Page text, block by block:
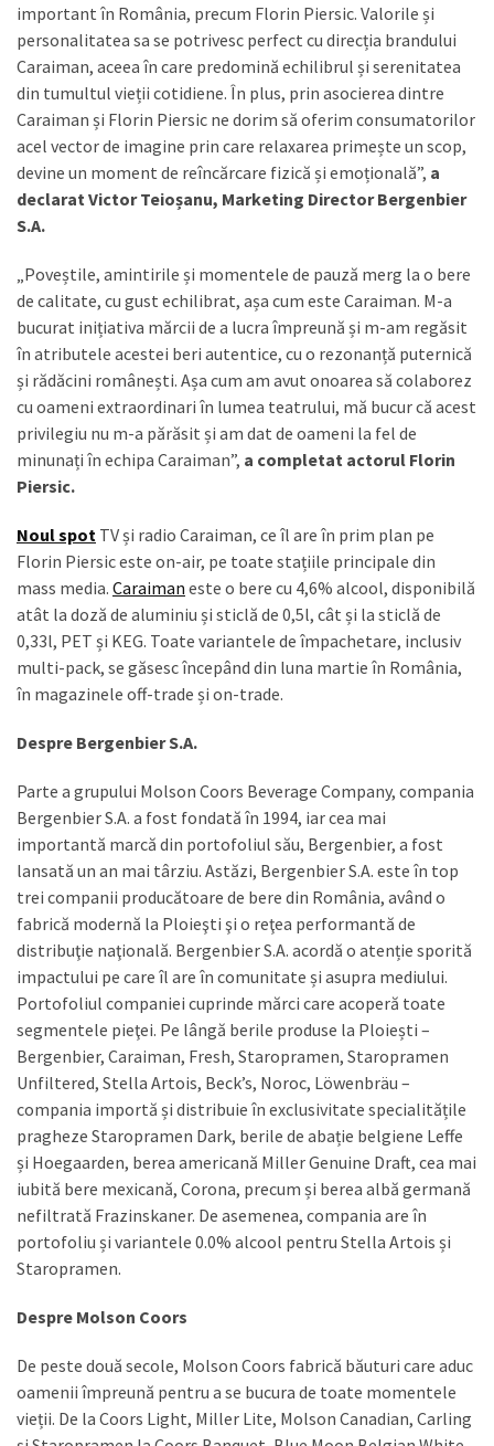
important în România, precum Florin Piersic. Valorile și
personalitatea sa se potrivesc perfect cu direcția brandului
Caraiman, aceea în care predomină echilibrul și serenitatea
din tumultul vieții cotidiene. În plus, prin asocierea dintre
Caraiman și Florin Piersic ne dorim să oferim consumatorilor
acel vector de imagine prin care relaxarea primește un scop,
devine un moment de reîncărcare fizică și emoțională”, a
declarat Victor Teioșanu, Marketing Director Bergenbier
S.A.
„Poveștile, amintirile și momentele de pauză merg la o bere
de calitate, cu gust echilibrat, așa cum este Caraiman. M-a
bucurat inițiativa mărcii de a lucra împreună și m-am regăsit
în atributele acestei beri autentice, cu o rezonanță puternică
și rădăcini românești. Așa cum am avut onoarea să colaborez
cu oameni extraordinari în lumea teatrului, mă bucur că acest
privilegiu nu m-a părăsit și am dat de oameni la fel de
minunați în echipa Caraiman”, a completat actorul Florin
Piersic.
Noul spot TV și radio Caraiman, ce îl are în prim plan pe
Florin Piersic este on-air, pe toate stațiile principale din
mass media. Caraiman este o bere cu 4,6% alcool, disponibilă
atât la doză de aluminiu și sticlă de 0,5l, cât și la sticlă de
0,33l, PET și KEG. Toate variantele de împachetare, inclusiv
multi-pack, se găsesc începând din luna martie în România,
în magazinele off-trade și on-trade.
Despre Bergenbier S.A.
Parte a grupului Molson Coors Beverage Company, compania
Bergenbier S.A. a fost fondată în 1994, iar cea mai
importantă marcă din portofoliul său, Bergenbier, a fost
lansată un an mai târziu. Astăzi, Bergenbier S.A. este în top
trei companii producătoare de bere din România, având o
fabrică modernă la Ploieşti şi o reţea performantă de
distribuţie naţională. Bergenbier S.A. acordă o atenție sporită
impactului pe care îl are în comunitate și asupra mediului.
Portofoliul companiei cuprinde mărci care acoperă toate
segmentele pieţei. Pe lângă berile produse la Ploiești –
Bergenbier, Caraiman, Fresh, Staropramen, Staropramen
Unfiltered, Stella Artois, Beck’s, Noroc, Löwenbräu –
compania importă și distribuie în exclusivitate specialitățile
pragheze Staropramen Dark, berile de abație belgiene Leffe
și Hoegaarden, berea americană Miller Genuine Draft, cea mai
iubită bere mexicană, Corona, precum și berea albă germană
nefiltrată Frazinskaner. De asemenea, compania are în
portofoliu și variantele 0.0% alcool pentru Stella Artois și
Staropramen.
Despre Molson Coors
De peste două secole, Molson Coors fabrică băuturi care aduc
oamenii împreună pentru a se bucura de toate momentele
vieții. De la Coors Light, Miller Lite, Molson Canadian, Carling